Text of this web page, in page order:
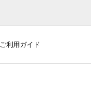
ご利用ガイド